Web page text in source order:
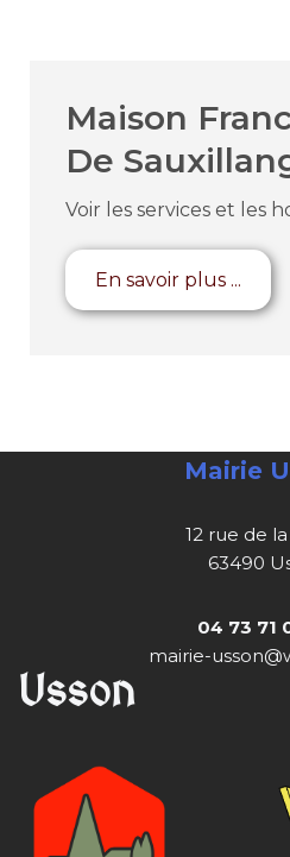
Maison
De
Voir les services et les
En savoir plus ...
Mairie
12 rue de
63490
04 73 71
mairie-
Usson